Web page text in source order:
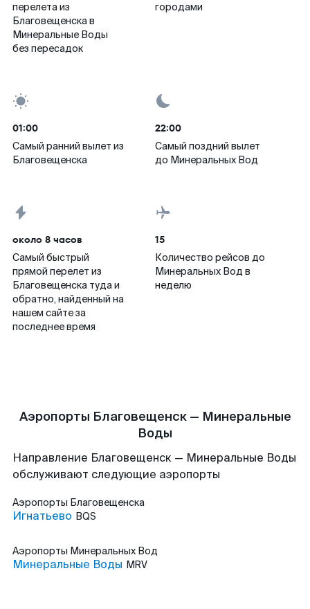
перелета из
Благовещенска в
Минеральные Воды
без пересадок
городами
01:00
Самый ранний вылет из
Благовещенска
22:00
Самый поздний вылет
до Минеральных Вод
около 8 часов
Самый быстрый
прямой перелет из
Благовещенска туда и
обратно, найденный на
нашем сайте за
последнее время
15
Количество рейсов до
Минеральных Вод в
неделю
Аэропорты Благовещенск — Минеральные
Воды
Направление Благовещенск — Минеральные Воды
обслуживают следующие аэропорты
Аэропорты Благовещенска
Игнатьево BQS
Аэропорты Минеральных Вод
Минеральные Воды MRV